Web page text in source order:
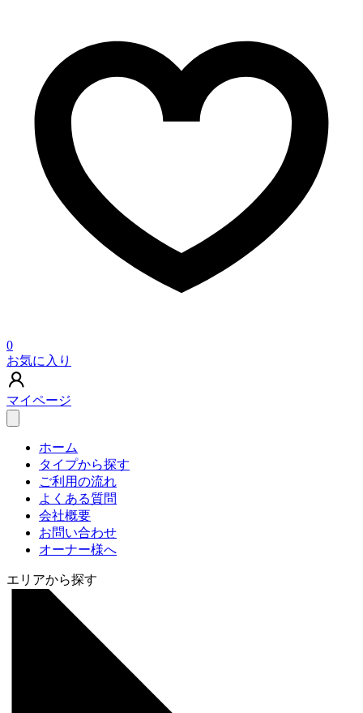
0
お気に入り
マイページ
ホーム
タイプから探す
ご利用の流れ
よくある質問
会社概要
お問い合わせ
オーナー様へ
エリアから探す